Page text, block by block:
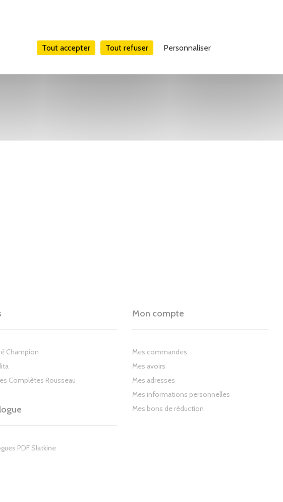
Tout accepter Tout refuser Personnaliser
Champion
Complètes Rousseau
PDF Slatkine
Mon compte
Mes commandes
Mes avoirs
Mes adresses
Mes informations personnelles
Mes bons de réduction